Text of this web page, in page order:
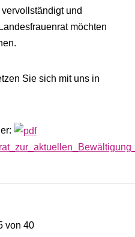
und
möchten
Sie sich mit uns in
von 40